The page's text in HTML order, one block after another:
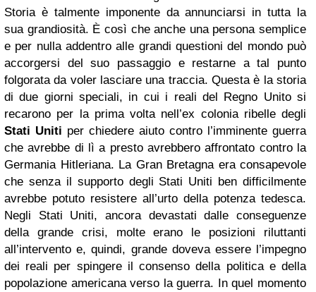
Storia è talmente imponente da annunciarsi in tutta la
sua grandiosità. È così che anche una persona semplice
e per nulla addentro alle grandi questioni del mondo può
accorgersi del suo passaggio e restarne a tal punto
folgorata da voler lasciare una traccia. Questa è la storia
di due giorni speciali, in cui i reali del Regno Unito si
recarono per la prima volta nell’ex colonia ribelle degli
Stati Uniti per chiedere aiuto contro l’imminente guerra
che avrebbe di lì a presto avrebbero affrontato contro la
Germania Hitleriana. La Gran Bretagna era consapevole
che senza il supporto degli Stati Uniti ben difficilmente
avrebbe potuto resistere all’urto della potenza tedesca.
Negli Stati Uniti, ancora devastati dalle conseguenze
della grande crisi, molte erano le posizioni riluttanti
all’intervento e, quindi, grande doveva essere l’impegno
dei reali per spingere il consenso della politica e della
popolazione americana verso la guerra. In quel momento